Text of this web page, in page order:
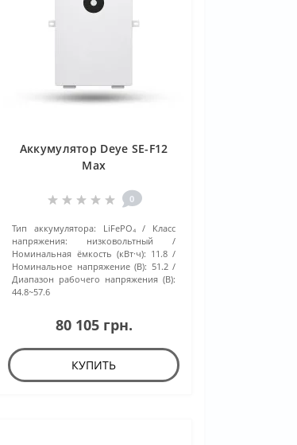
Аккумулятор Deye SE-F12
Max
0
Тип аккумулятора: LiFePO₄
Класс
напряжения:
низковольтный
Номинальная ёмкость (кВт·ч): 11.8
Номинальное напряжение (В): 51.2
Диапазон рабочего напряжения (В):
44.8~57.6
80 105 грн.
КУПИТЬ